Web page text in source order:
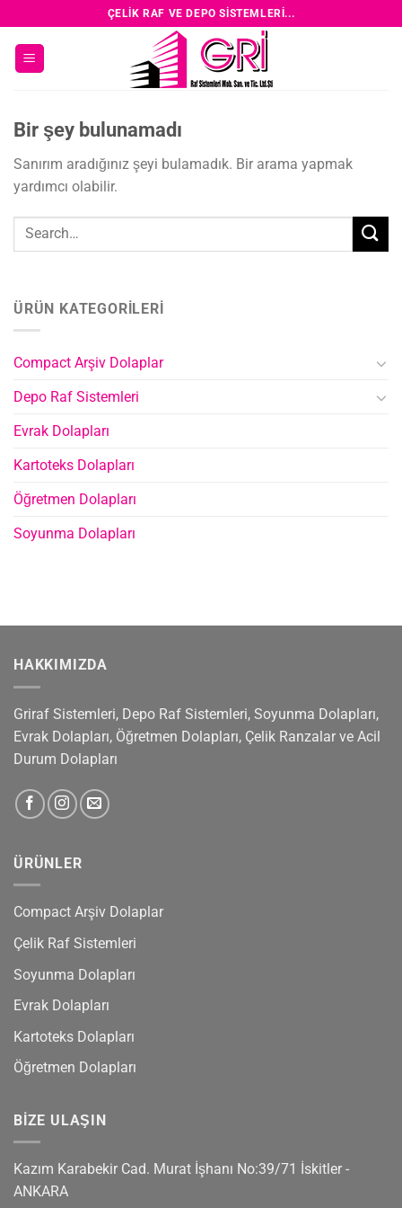
to
content
ÇELIK RAF VE DEPO SISTEMLERI...
ÜRÜN KATEGORILERI
Compact Arşiv Dolaplar
Depo Raf Sistemleri
Evrak Dolapları
Kartoteks Dolapları
Öğretmen Dolapları
Soyunma Dolapları
Bir şey bulunamadı
Sanırım aradığınız şeyi bulamadık. Bir arama yapmak
yardımcı olabilir.
HAKKIMIZDA
Griraf Sistemleri, Depo Raf Sistemleri, Soyunma Dolapları,
Evrak Dolapları, Öğretmen Dolapları, Çelik Ranzalar ve Acil
Durum Dolapları
ÜRÜNLER
Compact Arşiv Dolaplar
Çelik Raf Sistemleri
Soyunma Dolapları
Evrak Dolapları
Kartoteks Dolapları
Öğretmen Dolapları
BIZE ULAŞIN
Kazım Karabekir Cad. Murat İşhanı No:39/71 İskitler -
ANKARA